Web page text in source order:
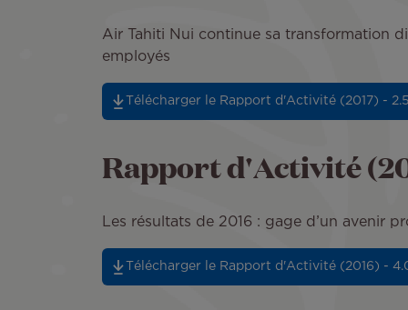
Air Tahiti Nui continue sa transformation
employés
Télécharger le Rapport d'Activité (2017) -
Rapport d'Activité
Les résultats de 2016 : gage d’un avenir
Télécharger le Rapport d'Activité (2016) -